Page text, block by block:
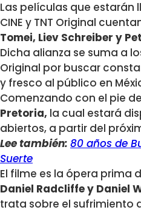
Las películas que estarán
CINE y TNT Original
Tomei, Liev Schreiber y
Dicha alianza se suma a
Original por buscar
y fresco al público en
Comenzando con el pie
Pretoria, la cual estará
abiertos, a partir del
Lee también: 80 años de
Suerte
El filme es la ópera prima
Daniel Radcliffe y Daniel
trata sobre el sufrimiento